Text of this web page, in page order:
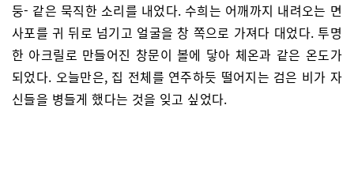
둥- 같은 묵직한 소리를 내었다. 수희는 어깨까지 내려오는 면
사포를 귀 뒤로 넘기고 얼굴을 창 쪽으로 가져다 대었다. 투명
한 아크릴로 만들어진 창문이 볼에 닿아 체온과 같은 온도가
되었다. 오늘만은, 집 전체를 연주하듯 떨어지는 검은 비가 자
신들을 병들게 했다는 것을 잊고 싶었다.